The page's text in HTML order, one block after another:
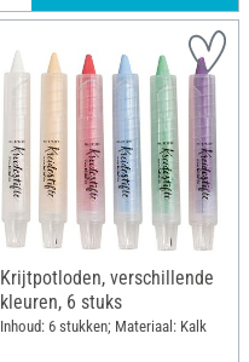
Krijtpotloden, verschillende
kleuren, 6 stuks
Inhoud: 6 stukken; Materiaal: Kalk